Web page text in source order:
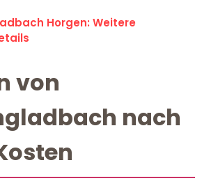
Horgen: Weitere
von
nach